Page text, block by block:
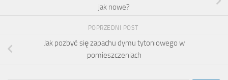
jak nowe?
POPRZEDNI POST
Jak pozbyć się zapachu dymu tytoniowego w
pomieszczeniach